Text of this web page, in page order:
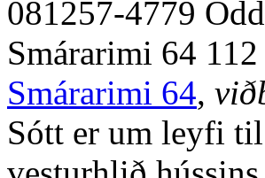
081257-4779
Smárarimi 64
Smárarimi 64,
Sótt er um leyfi